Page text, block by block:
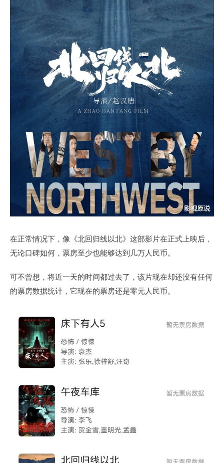
在正常情况下，像《北回归线以北》这部影片在正式上映后，
无论口碑如何，票房至少也能够达到几万人民币。
可不曾想，将近一天的时间都过去了，该片现在却还没有任何
的票房数据统计，它现在的票房还是零元人民币。